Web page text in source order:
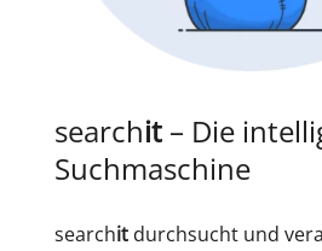
searchit– Die
Suchmaschine
searchitdurchsucht und